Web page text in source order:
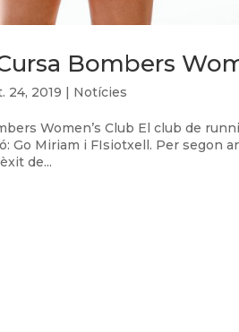
Bombers
24, 2019 Notícies
Women’s Club El club de
Go Miriam i FIsiotxell. Per segon
de...